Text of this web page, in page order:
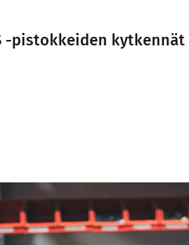
-pistokkeiden kytkennät
ikkunassa